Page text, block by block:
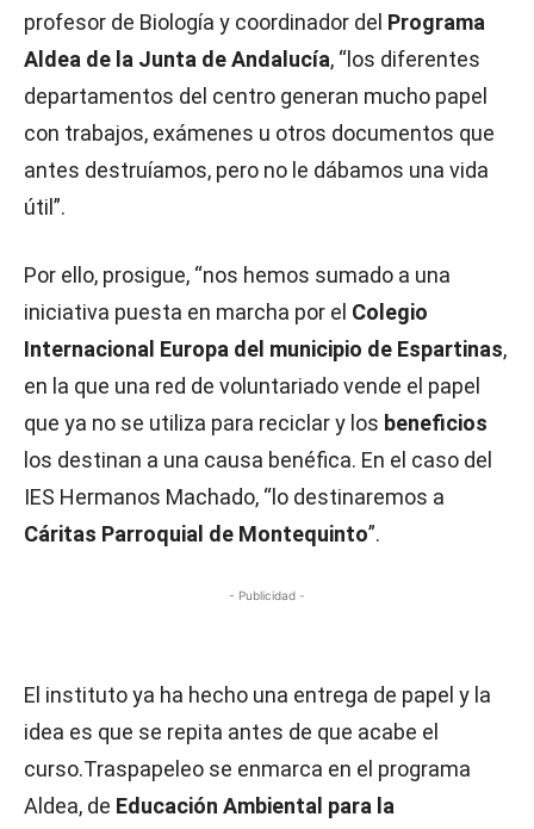
profesor de Biología y coordinador del Programa
Aldea de la Junta de Andalucía, “los diferentes
departamentos del centro generan mucho papel
con trabajos, exámenes u otros documentos que
antes destruíamos, pero no le dábamos una vida
útil”.
Por ello, prosigue, “nos hemos sumado a una
iniciativa puesta en marcha por el Colegio
Internacional Europa del municipio de Espartinas,
en la que una red de voluntariado vende el papel
que ya no se utiliza para reciclar y los beneficios
los destinan a una causa benéfica. En el caso del
IES Hermanos Machado, “lo destinaremos a
Cáritas Parroquial de Montequinto”.
- Publicidad -
El instituto ya ha hecho una entrega de papel y la
idea es que se repita antes de que acabe el
curso.Traspapeleo se enmarca en el programa
Aldea, de Educación Ambiental para la